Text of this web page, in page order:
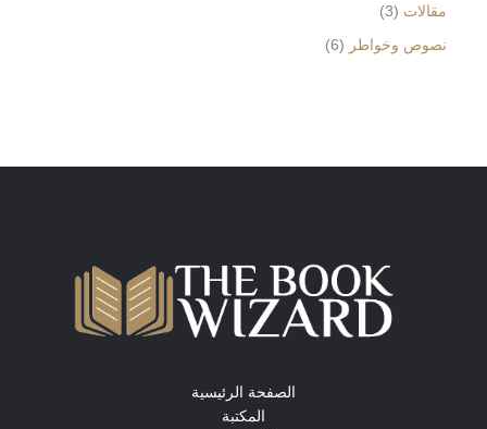
مقالات 3
نصوص وخواطر
6
الصفحة الرئيسية
المكتبة